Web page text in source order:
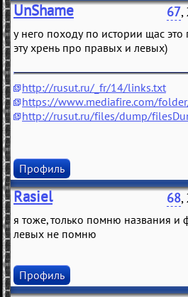
UnShame 67,
у него походу по истории щас
эту хрень про правых и левых)
http://rusut.ru/_fr/14/links.txt
https://www.mediafire.com/
http://rusut.ru/files/dump/
Профиль
Rasiel 68,
я тоже, только помню названия
левых не помню
Профиль